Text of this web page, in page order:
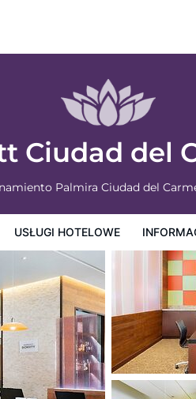
Ciudad del
Palmira Ciudad del
USŁUGI HOTELOWE
Zasady działalności